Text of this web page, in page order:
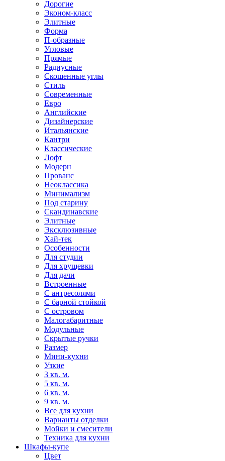
Дорогие
Эконом-класс
Элитные
Форма
П-образные
Угловые
Прямые
Радиусные
Скошенные углы
Стиль
Современные
Евро
Английские
Дизайнерские
Итальянские
Кантри
Классические
Лофт
Модерн
Прованс
Неоклассика
Минимализм
Под старину
Скандинавские
Элитные
Эксклюзивные
Хай-тек
Особенности
Для студии
Для хрущевки
Для дачи
Встроенные
С антресолями
С барной стойкой
С островом
Малогабаритные
Модульные
Скрытые ручки
Размер
Мини-кухни
Узкие
3 кв. м.
5 кв. м.
6 кв. м.
9 кв. м.
Все для кухни
Варианты отделки
Мойки и смесители
Техника для кухни
Шкафы-купе
Цвет